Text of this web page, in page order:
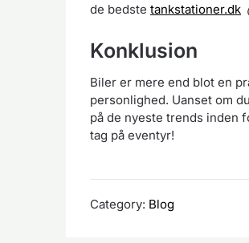
de bedste tankstationer.dk
Konklusion
Biler er mere end blot en
personlighed. Uanset om
på de nyeste trends inden
tag på eventyr!
Category: Blog